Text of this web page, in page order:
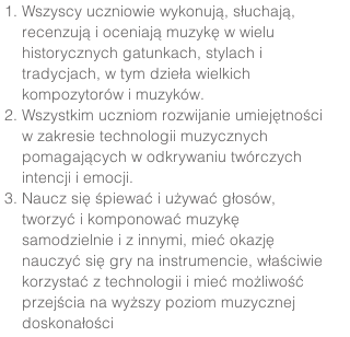
Wszyscy uczniowie wykonują, słuchają,
recenzują i oceniają muzykę w wielu
historycznych gatunkach, stylach i
tradycjach, w tym dzieła wielkich
kompozytorów i muzyków.
Wszystkim uczniom rozwijanie umiejętności
w zakresie technologii muzycznych
pomagających w odkrywaniu twórczych
intencji i emocji.
Naucz się śpiewać i używać głosów,
tworzyć i komponować muzykę
samodzielnie i z innymi, mieć okazję
nauczyć się gry na instrumencie, właściwie
korzystać z technologii i mieć możliwość
przejścia na wyższy poziom muzycznej
doskonałości